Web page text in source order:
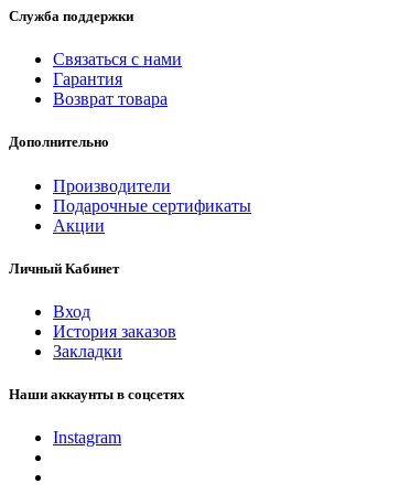
Служба поддержки
Связаться с нами
Гарантия
Возврат товара
Дополнительно
Производители
Подарочные сертификаты
Акции
Личный Кабинет
Вход
История заказов
Закладки
Наши аккаунты в соцсетях
Instagram